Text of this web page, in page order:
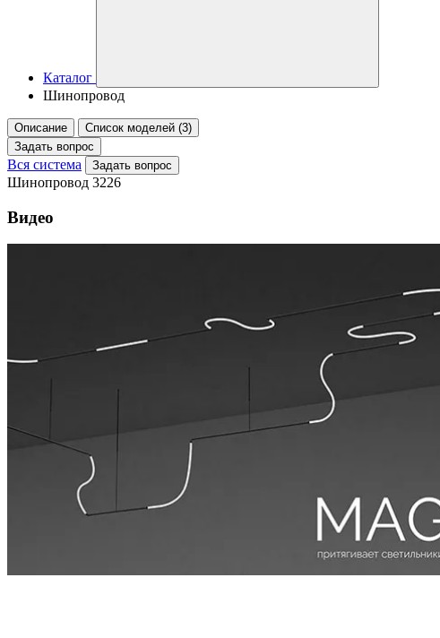
Каталог
Шинопровод
Описание
Список моделей (3)
Задать вопрос
Вся система Задать вопрос
Шинопровод 3226
Видео